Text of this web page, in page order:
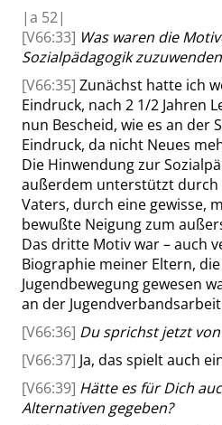
|a 52|
[V66:33] Was waren die
Sozialpädagogik
[V66:35] Zunächst hatte ich
Eindruck, nach 2 1/2 Jahren
nun Bescheid, wie es an der
Eindruck, da nicht Neues
Die Hinwendung zur
außerdem unterstützt durch
Vaters, durch eine gewisse,
bewußte Neigung zum
Das dritte Motiv war – auch
Biographie meiner Eltern,
Jugendbewegung gewesen
an der
[V66:36] Du sprichst jetzt
[V66:37] Ja, das spielt auch
[V66:39] Hätte es für Dich
Alternativen gegeben?